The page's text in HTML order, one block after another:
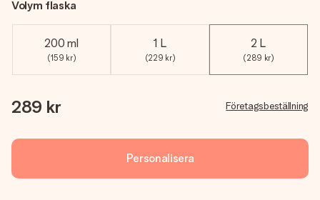
Volym flaska
200 ml
(159 kr)
1 L
(229 kr)
2 L
(289 kr)
289 kr Företagsbeställning
Personalisera